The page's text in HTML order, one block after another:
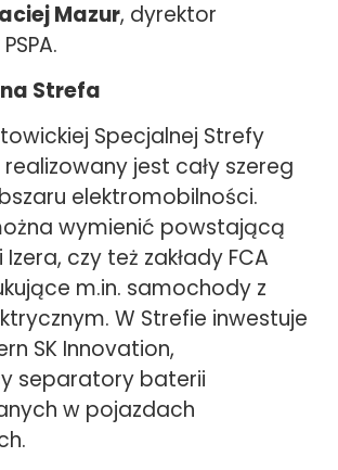
Mazur, dyrektor
Strefa
Specjalnej Strefy
realizowany jest cały szereg
elektromobilności.
wymienić powstającą
czy też zakłady FCA
m.in. samochody z
W Strefie inwestuje
SK Innovation,
separatory baterii
w pojazdach